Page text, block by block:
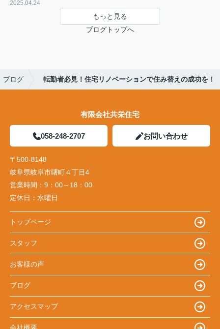
2025.04.24
もっと見る
ブログトップへ
ブログ 転勤者必見！住宅リノベーションで住み替えの成功を！
有限会社共栄住宅
058-248-2707 お問い合わせ
〒500-8148
岐阜県岐阜市曙町４丁目4
営業時間： 9：00～18：00
定休日： 水曜日
トップページ
スタッフ
お客様の声
ブログ
アクセスマップ